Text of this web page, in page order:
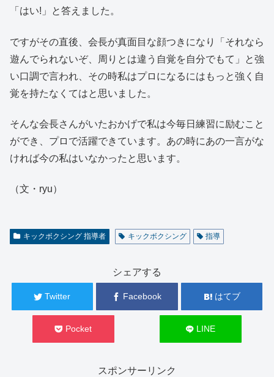
「はい!」と答えました。
ですがその直後、会長が真面目な顔つきになり「それなら
遊んでられないぞ、周りとは違う自覚を自分でもて」と強
い口調で言われ、その時私はプロになるにはもっと強く自
覚を持たなくてはと思いました。
そんな会長さんがいたおかげで私は今毎日練習に励むこと
ができ、プロで活躍できています。あの時にあの一言がな
ければ今の私はいなかったと思います。
（文・ryu）
キックボクシング 指導者 キックボクシング 指導
シェアする
Twitter Facebook はてブ
Pocket LINE
スポンサーリンク